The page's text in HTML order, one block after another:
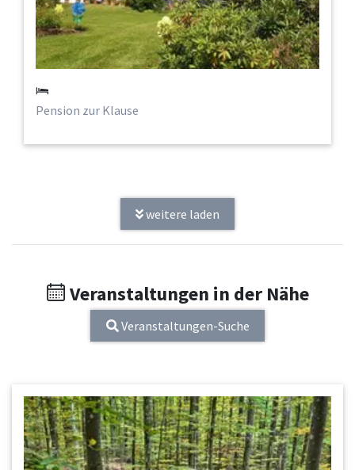
Pension zur Klause
weitere laden
Veranstaltungen in der Nähe
Veranstaltungen-Suche